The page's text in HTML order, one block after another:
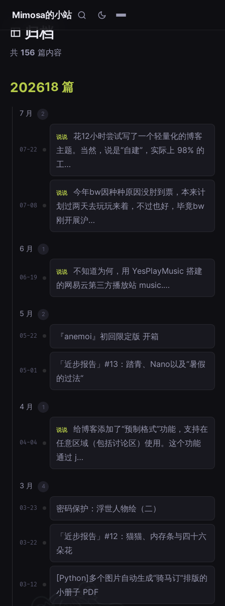
Mimosa的小站
归档
共 156 篇内容
202618 篇
7 月 2
07-22
说说
花12小时尝试写了一个轻量化的博客
主题。当然，说是“自建”，实际上 98% 的
工…
07-08
说说
今年bw因种种原因没肘到票，本来计
划过两天去玩玩来着，不过也好，毕竟bw
刚开展沪…
6 月 1
06-19
说说
不知道为何，用 YesPlayMusic 搭建
的网易云第三方播放站 music.…
5 月 2
05-22 『anemoi』初回限定版 开箱
05-01
「近步报告」#13：踏青、Nano以及“暑假
的过法“
4 月 1
04-04
说说
给博客添加了“预制格式”功能，支持在
任意区域（包括讨论区）使用。这个功能
通过 j…
3 月 4
03-23 密码保护：浮世人物绘（二）
03-22
「近步报告」#12：猫猫、内存条与四十六
朵花
03-12
[Python]多个图片自动生成“骑马订”排版的
小册子 PDF